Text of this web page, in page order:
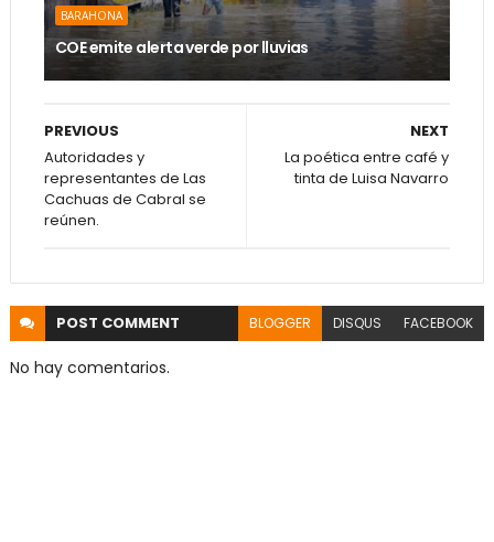
BARAHONA
COE emite alerta verde por lluvias
NEXT
La poética entre café y
tinta de Luisa Navarro
PREVIOUS
Autoridades y
representantes de Las
Cachuas de Cabral se
reúnen.
POST COMMENT BLOGGER DISQUS FACEBOOK
No hay comentarios.